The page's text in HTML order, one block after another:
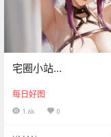
宅圈小站
每日好图
1.6k 0